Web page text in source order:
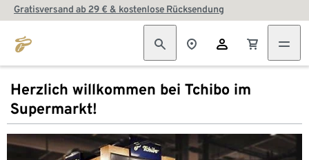
Gratisversand ab 29 € & kostenlose Rücksendung
Herzlich willkommen bei Tchibo im
Supermarkt!